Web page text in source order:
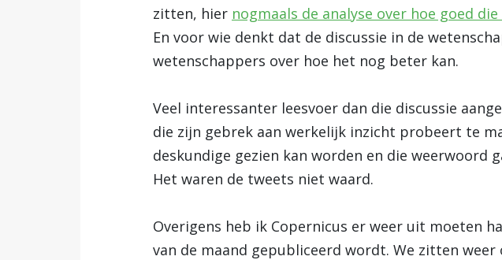
zitten, hier nogmaals de analyse over hoe goed
En voor wie denkt dat de discussie in de
wetenschappers over hoe het nog beter kan.
Veel interessanter leesvoer dan die discussie
die zijn gebrek aan werkelijk inzicht probeert te
deskundige gezien kan worden en die weerwoord
Het waren de tweets niet waard.
Overigens heb ik Copernicus er weer uit moeten
van de maand gepubliceerd wordt. We zitten weer